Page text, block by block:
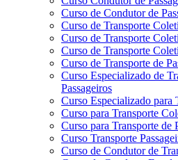
Curso de Condutor de
Curso de Transporte
Curso de Transporte
Curso de Transporte
Curso de Transporte de
Curso Especializado de
Passageiros
Curso Especializado para
Curso para Transporte
Curso para Transporte de
Curso Transporte
Curso de Condutor de